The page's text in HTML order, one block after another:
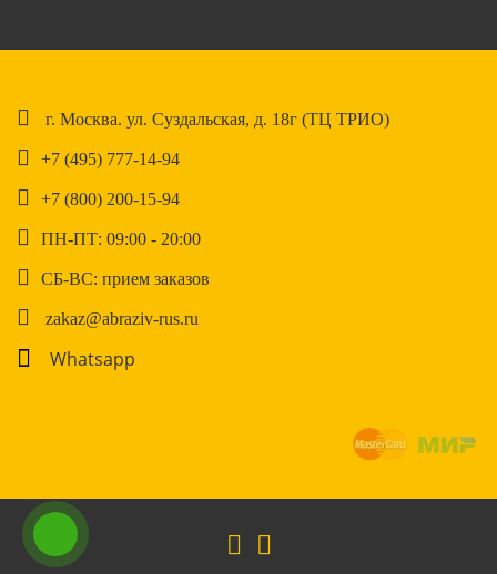
г. Москва. ул. Суздальская, д. 18г (ТЦ ТРИО)
+7 (495) 777-14-94
+7 (800) 200-15-94
ПН-ПТ: 09:00 - 20:00
СБ-ВС: прием заказов
zakaz@abraziv-rus.ru
Whatsapp